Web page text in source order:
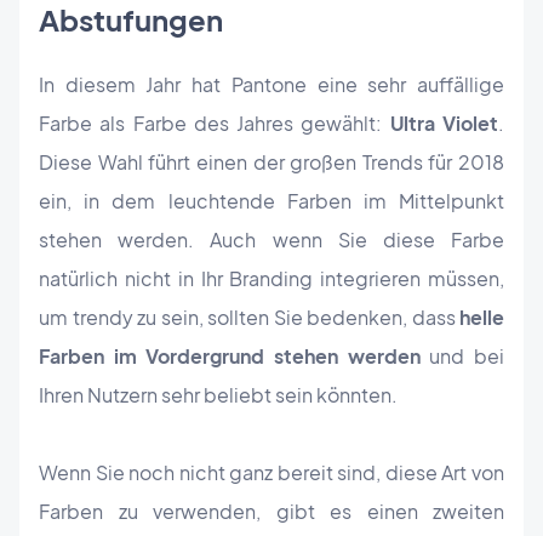
Abstufungen
In diesem Jahr hat Pantone eine sehr auffällige
Farbe als Farbe des Jahres gewählt: Ultra Violet.
Diese Wahl führt einen der großen Trends für 2018
ein, in dem leuchtende Farben im Mittelpunkt
stehen werden. Auch wenn Sie diese Farbe
natürlich nicht in Ihr Branding integrieren müssen,
um trendy zu sein, sollten Sie bedenken, dasshelle
Farben im Vordergrund stehen werdenund bei
Ihren Nutzern sehr beliebt sein könnten.
Wenn Sie noch nicht ganz bereit sind, diese Art von
Farben zu verwenden, gibt es einen zweiten